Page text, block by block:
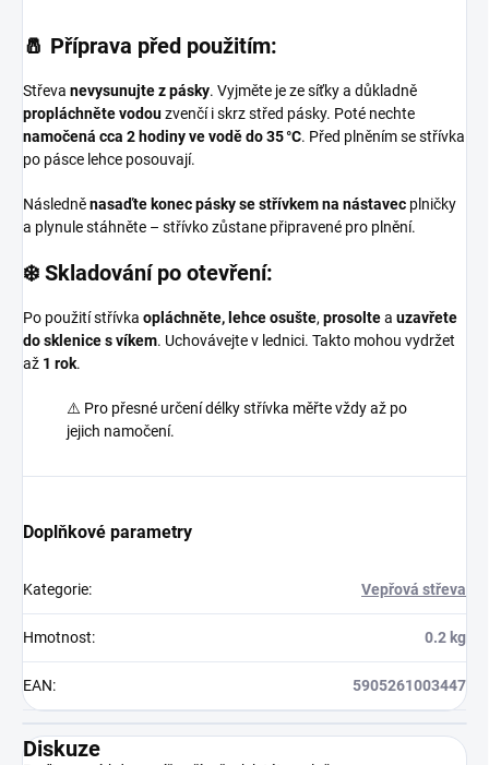
🧂 Příprava před použitím:
Střeva nevysunujte z pásky. Vyjměte je ze síťky a důkladně
propláchněte vodouzvenčí i skrz střed pásky. Poté nechte
namočená cca 2 hodiny ve vodě do 35 °C. Před plněním se střívka
po pásce lehce posouvají.
Následněnasaďte konec pásky se střívkem na nástavec plničky
a plynule stáhněte – střívko zůstane připravené pro plnění.
❄️ Skladování po otevření:
Po použití střívka opláchněte, lehce osušte, prosoltea uzavřete
do sklenice s víkem. Uchovávejte v lednici. Takto mohou vydržet
až 1 rok.
⚠️ Pro přesné určení délky střívka měřte vždy až po
jejich namočení.
Doplňkové parametry
Kategorie: Vepřová střeva
Hmotnost: 0.2 kg
EAN: 5905261003447
Diskuze